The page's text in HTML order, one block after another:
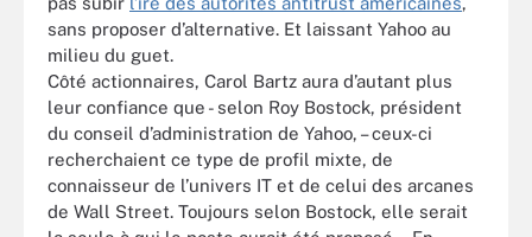
sans proposer d’alternative. Et laissant Yahoo au
milieu du guet.
Côté actionnaires, Carol Bartz aura d’autant plus
leur confiance que - selon Roy Bostock, président
du conseil d’administration de Yahoo, – ceux-ci
recherchaient ce type de profil mixte, de
connaisseur de l’univers IT et de celui des arcanes
de Wall Street. Toujours selon Bostock, elle serait